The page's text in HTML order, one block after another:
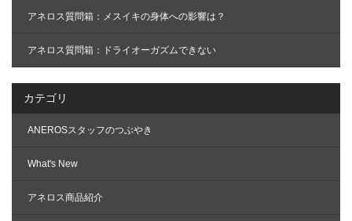
アネロス質問箱：メスイキの身体への影響は？
アネロス質問箱：ドライオーガズムできない
カテゴリ
ANEROSスタッフのつぶやき
What's New
アネロス商品紹介